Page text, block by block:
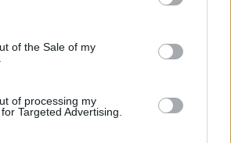
of the Sale of my
of processing my
Targeted Advertising.
, bardziej w środku odbytu).
trochę spędziłam czasu. Co to
. Liczę na pozytywne komentarze ,
Czasami mogę nie odpisywać ,
maila gabbka09@gmail.com
blon sluzowych pochwy